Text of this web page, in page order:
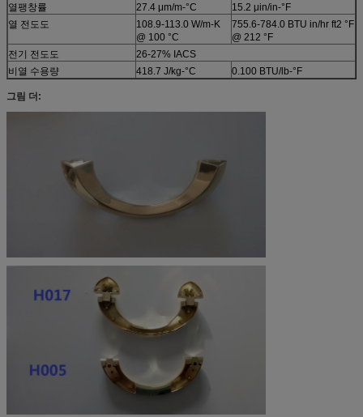
열팽창률
27.4 μm/m-°C
15.2 μin/in-°F
열 전도도
108.9-113.0 W/m-K
@ 100 °C
755.6-784.0 BTU in/hr ft2 °F
@ 212 °F
전기 전도도
26-27% IACS
비열 수용량
418.7 J/kg-°C 0.100 BTU/lb-°F
그림 더: